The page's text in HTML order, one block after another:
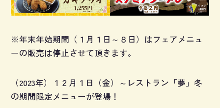
※年末年始期間（１月１日～８日）はフェアメニュ
ーの販売は停止させて頂きます。
（2023年）１２月１日（金）～レストラン「夢」冬
の期間限定メニューが登場！